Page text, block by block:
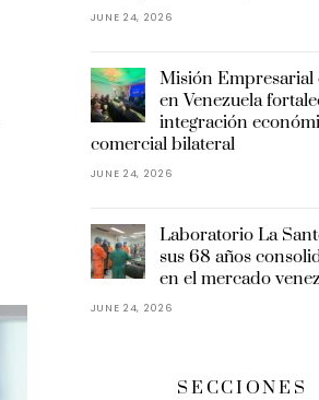
JUNE 24, 2026
Misión Empresarial
en Venezuela
integración
comercial bilateral
JUNE 24, 2026
Laboratorio La
sus 68 años
en el mercado
JUNE 24, 2026
SECCIONES